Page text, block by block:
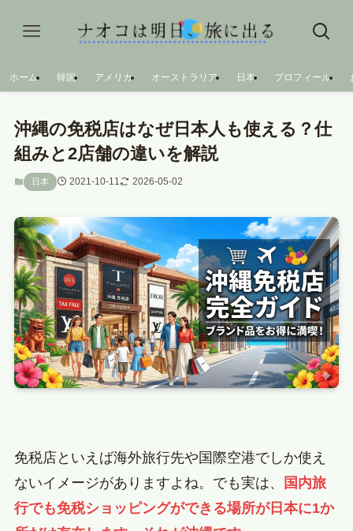
ホーム 韓国 アメリカ オーストラリア 日本 プロフィール
沖縄の免税店はなぜ日本人も使える？仕
組みと2店舗の違いを解説
日本 2021-10-11 2026-05-02
免税店といえば海外旅行先や国際空港でしか使え
ないイメージがありますよね。でも実は、
国内旅
行でも免税ショッピングができる場所が日本に1か